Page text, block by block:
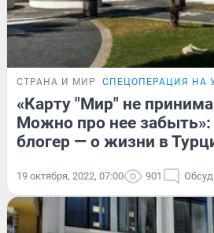
СТРАНА И МИР СПЕЦОПЕРАЦИЯ НА
«Карту "Мир" не
Можно про нее забыть»:
блогер — о жизни в
19 октября, 2022, 07:00 901